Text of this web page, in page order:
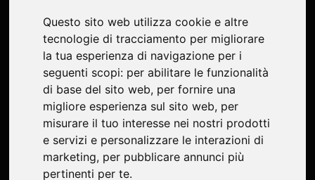
Questo sito web utilizza cookie e altre
tecnologie di tracciamento per migliorare
la tua esperienza di navigazione per i
seguenti scopi: per abilitare le funzionalità
di base del sito web, per fornire una
migliore esperienza sul sito web, per
misurare il tuo interesse nei nostri prodotti
e servizi e personalizzare le interazioni di
marketing, per pubblicare annunci più
pertinenti per te.
Gestionale con e-commerce
Software gestionale magazzino (WMS)
Software Manutenzioni Impianti GM8
Ultime notizie
Software per la gestione della